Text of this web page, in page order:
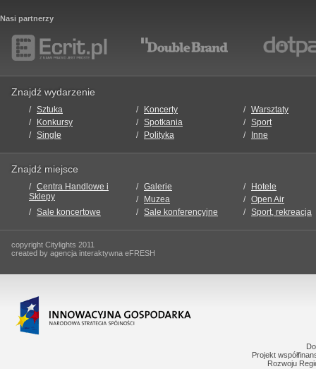
Nasi partnerzy
Znajdź wydarzenie
Sztuka Koncerty
Warsztaty
Konkursy
Spotkania
Sport
Single
Polityka Inne
Znajdź miejsce
Centra Handlowe i
Sklepy
Galerie
Hotele
Muzea
Open Air
Sale koncertowe
Sale konferencyjne Sport, rekreacja
copyright Citylights 2011
created by agencja interaktywna eFRESH
Projekt
Rozwoju